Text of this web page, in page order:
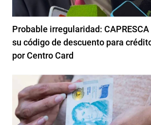
Probable irregularidad:
su código de descuento para
por Centro Card